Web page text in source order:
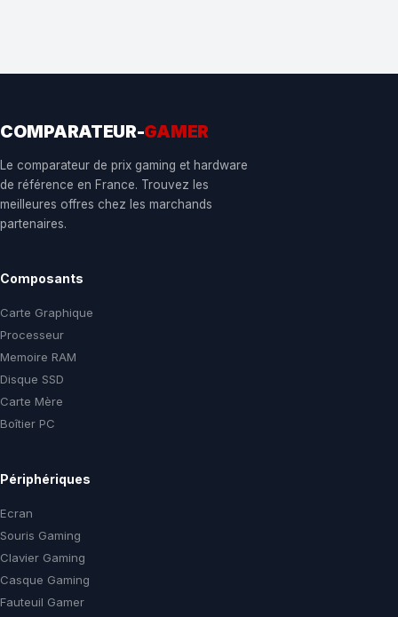
COMPARATEUR-GAMER
Le comparateur de prix gaming et hardware
de référence en France. Trouvez les
meilleures offres chez les marchands
partenaires.
Composants
Carte Graphique
Processeur
Memoire RAM
Disque SSD
Carte Mère
Boîtier PC
Périphériques
Ecran
Souris Gaming
Clavier Gaming
Casque Gaming
Fauteuil Gamer